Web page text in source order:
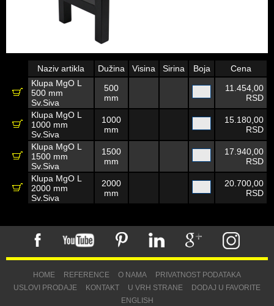
Naziv artikla Dužina Visina Sirina Boja
Cena
Klupa MgO L
500 mm
Sv.Siva
500
mm
11.454,00
RSD
Klupa MgO L
1000 mm
Sv.Siva
1000
mm
15.180,00
RSD
Klupa MgO L
1500 mm
Sv.Siva
1500
mm
17.940,00
RSD
Klupa MgO L
2000 mm
Sv.Siva
2000
mm
20.700,00
RSD
HOME REFERENCE O NAMA
PRIVATNOST PODATAKA
USLOVI PRODAJE
KONTAKT U VRH STRANE
DODAJ U FAVORITE
ENGLISH